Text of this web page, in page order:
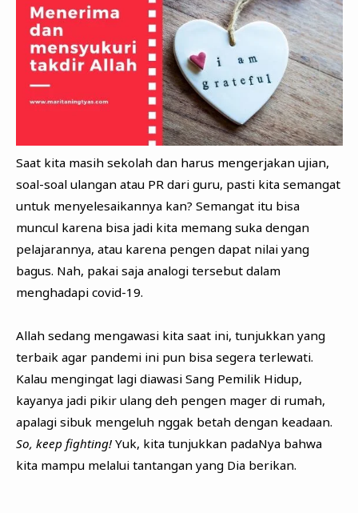
Saat kita masih sekolah dan harus mengerjakan ujian,
soal-soal ulangan atau PR dari guru, pasti kita semangat
untuk menyelesaikannya kan? Semangat itu bisa
muncul karena bisa jadi kita memang suka dengan
pelajarannya, atau karena pengen dapat nilai yang
bagus. Nah, pakai saja analogi tersebut dalam
menghadapi covid-19.
Allah sedang mengawasi kita saat ini, tunjukkan yang
terbaik agar pandemi ini pun bisa segera terlewati.
Kalau mengingat lagi diawasi Sang Pemilik Hidup,
kayanya jadi pikir ulang deh pengen mager di rumah,
apalagi sibuk mengeluh nggak betah dengan keadaan.
So, keep fighting! Yuk, kita tunjukkan padaNya bahwa
kita mampu melalui tantangan yang Dia berikan.